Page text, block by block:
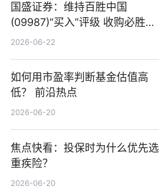
国盛证券：维持百胜中国
(09987)“买入”评级 收购必胜客
中国增厚利润加速成长 信息
2026-06-22
如何用市盈率判断基金估值高
低？ 前沿热点
2026-06-20
焦点快看：投保时为什么优先选
重疾险？
2026-06-20